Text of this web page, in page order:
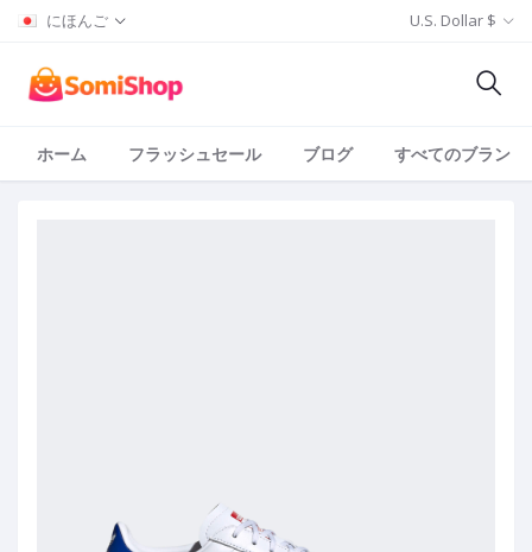
にほんご U.S. Dollar $
ホーム フラッシュセール ブログ すべてのブランド